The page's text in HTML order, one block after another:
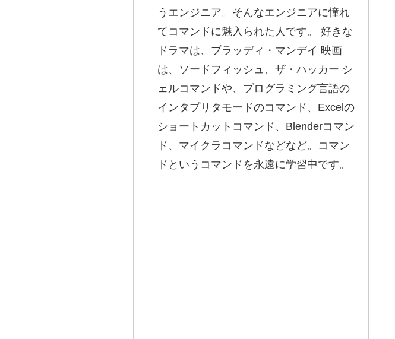
うエンジニア。そんなエンジニアに憧れ
てコマンドに魅入られた人です。 好きな
ドラマは、ブラッディ・マンデイ 映画
は、ソードフィッシュ、ザ・ハッカー シ
ェルコマンドや、プログラミング言語の
インタプリタモードのコマンド、Excelの
ショートカットコマンド、Blenderコマン
ド、マイクラコマンドなどなど。コマン
ドというコマンドを永遠に学習中です。